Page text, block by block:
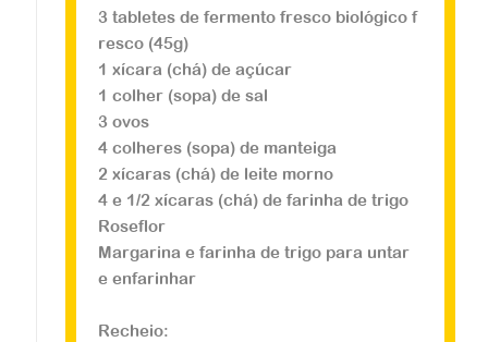
Doces
Trança da Vovó reche
ada com leite conden
sado
Veja a receita
3 tabletes de fermento fresco biológico f
resco (45g)
1 xícara (chá) de açúcar
1 colher (sopa) de sal
3 ovos
4 colheres (sopa) de manteiga
2 xícaras (chá) de leite morno
4 e 1/2 xícaras (chá) de farinha de trigo
Roseflor
Margarina e farinha de trigo para untar
e enfarinhar
Recheio: